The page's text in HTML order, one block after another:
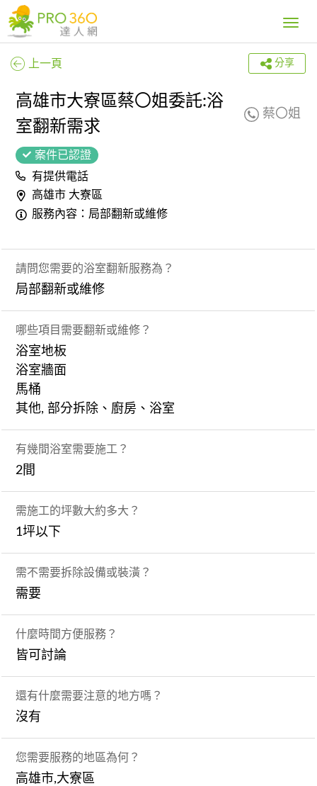
Toggle
上一頁 分享
高雄市大寮區蔡〇姐委託:浴
室翻新需求
蔡〇姐
案件已認證
有提供電話
高雄市 大寮區
服務內容：局部翻新或維修
請問您需要的浴室翻新服務為？
局部翻新或維修
哪些項目需要翻新或維修？
浴室地板
浴室牆面
馬桶
其他, 部分拆除、廚房、浴室
有幾間浴室需要施工？
2間
需施工的坪數大約多大？
1坪以下
需不需要拆除設備或裝潢？
需要
什麼時間方便服務？
皆可討論
還有什麼需要注意的地方嗎？
沒有
您需要服務的地區為何？
高雄市,大寮區